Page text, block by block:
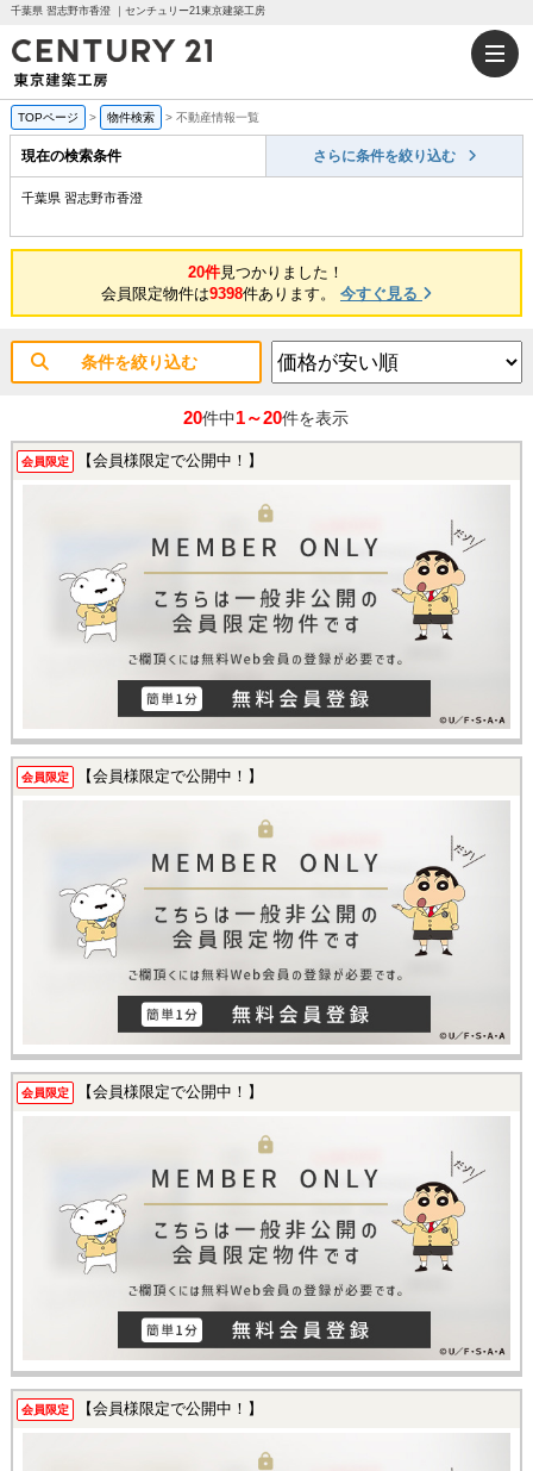
千葉県 習志野市香澄 ｜センチュリー21東京建築工房
TOPページ > 物件検索 > 不動産情報一覧
現在の検索条件 さらに条件を絞り込む
千葉県 習志野市香澄
20件見つかりました！
会員限定物件は9398件あります。 今すぐ見る
条件を絞り込む
20件中1～20件を表示
会員限定 【会員様限定で公開中！】
会員限定 【会員様限定で公開中！】
会員限定 【会員様限定で公開中！】
会員限定 【会員様限定で公開中！】